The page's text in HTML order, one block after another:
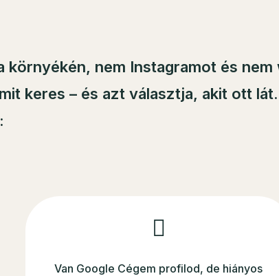
környékén, nem Instagramot és
keres – és azt választja, akit ott lát
Van Google Cégem profilod, de hiányos